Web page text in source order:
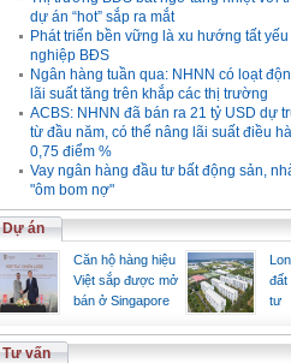
dự án “hot” sắp ra mắt
Phát triển bền vững là xu hướng tất
nghiệp BĐS
Ngân hàng tuần qua: NHNN có loạt
lãi suất tăng trên khắp các thị trường
ACBS: NHNN đã bán ra 21 tỷ USD dự
từ đầu năm, có thể nâng lãi suất điều
0,75 điểm %
Vay ngân hàng đầu tư bất động sản,
"ôm bom nợ"
Dự án
Căn hộ hàng hiệu
Việt sắp được mở
bán ở Singapore
đất
tư
Tư vấn